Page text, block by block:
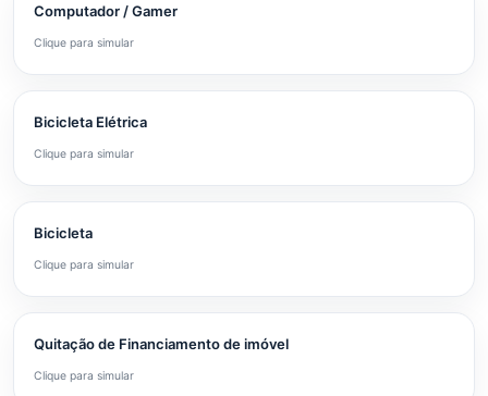
Computador / Gamer
Clique para simular
Bicicleta Elétrica
Clique para simular
Bicicleta
Clique para simular
Quitação de Financiamento de imóvel
Clique para simular